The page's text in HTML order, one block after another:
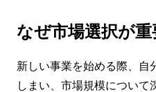
なぜ市場選択が
新しい事業を始める際、自
しまい、市場規模について